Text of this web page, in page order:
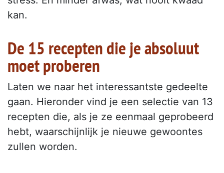
kan.
De 15 recepten die je absoluut
moet proberen
Laten we naar het interessantste gedeelte
gaan. Hieronder vind je een selectie van 13
recepten die, als je ze eenmaal geprobeerd
hebt, waarschijnlijk je nieuwe gewoontes
zullen worden.